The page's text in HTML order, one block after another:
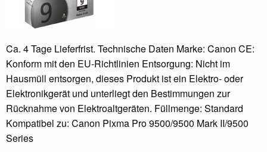
Ca. 4 Tage Lieferfrist. Technische Daten Marke: Canon CE:
Konform mit den EU-Richtlinien Entsorgung: Nicht im
Hausmüll entsorgen, dieses Produkt ist ein Elektro- oder
Elektronikgerät und unterliegt den Bestimmungen zur
Rücknahme von Elektroaltgeräten. Füllmenge: Standard
Kompatibel zu: Canon Pixma Pro 9500/9500 Mark II/9500
Series